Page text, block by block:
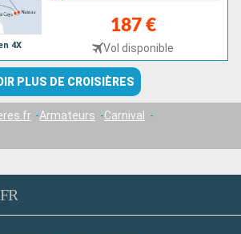
4X
187 €
Vol disponible
PLUS DE CROISIÈRES
Armateurs
Carnival